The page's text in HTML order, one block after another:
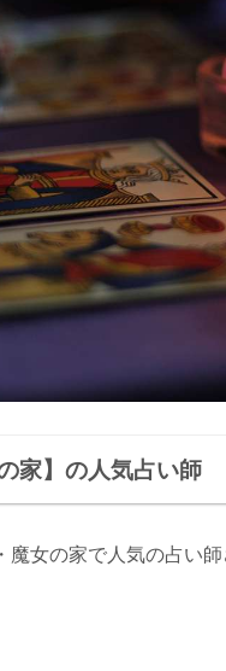
家】の人気占い師
女の家で人気の占い